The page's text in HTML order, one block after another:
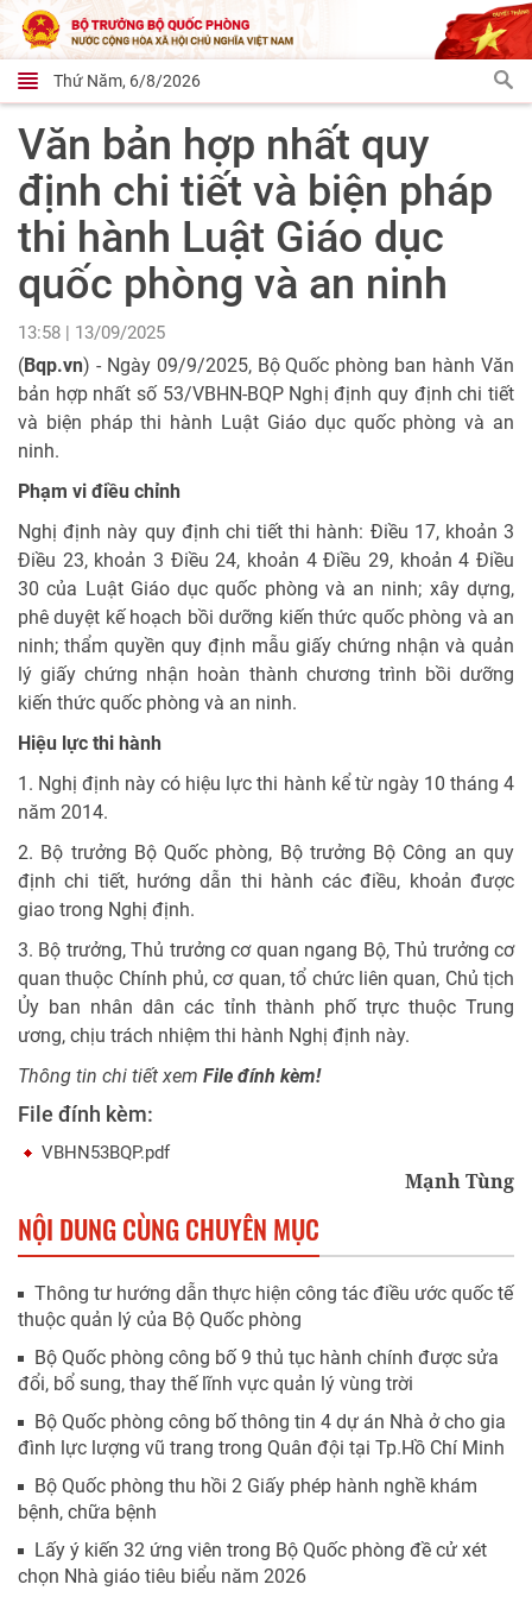
Thứ Năm, 6/8/2026
Văn bản hợp nhất quy
định chi tiết và biện pháp
thi hành Luật Giáo dục
quốc phòng và an ninh
13:58 | 13/09/2025
(Bqp.vn) - Ngày 09/9/2025, Bộ Quốc phòng ban hành Văn
bản hợp nhất số 53/VBHN-BQP Nghị định quy định chi tiết
và biện pháp thi hành Luật Giáo dục quốc phòng và an
ninh.
Phạm vi điều chỉnh
Nghị định này quy định chi tiết thi hành: Điều 17, khoản 3
Điều 23, khoản 3 Điều 24, khoản 4 Điều 29, khoản 4 Điều
30 của Luật Giáo dục quốc phòng và an ninh; xây dựng,
phê duyệt kế hoạch bồi dưỡng kiến thức quốc phòng và an
ninh; thẩm quyền quy định mẫu giấy chứng nhận và quản
lý giấy chứng nhận hoàn thành chương trình bồi dưỡng
kiến thức quốc phòng và an ninh.
Hiệu lực thi hành
1. Nghị định này có hiệu lực thi hành kể từ ngày 10 tháng 4
năm 2014.
2. Bộ trưởng Bộ Quốc phòng, Bộ trưởng Bộ Công an quy
định chi tiết, hướng dẫn thi hành các điều, khoản được
giao trong Nghị định.
3. Bộ trưởng, Thủ trưởng cơ quan ngang Bộ, Thủ trưởng cơ
quan thuộc Chính phủ, cơ quan, tổ chức liên quan, Chủ tịch
Ủy ban nhân dân các tỉnh thành phố trực thuộc Trung
ương, chịu trách nhiệm thi hành Nghị định này.
Thông tin chi tiết xem File đính kèm!
File đính kèm:
VBHN53BQP.pdf
Mạnh Tùng
NỘI DUNG CÙNG CHUYÊN MỤC
Thông tư hướng dẫn thực hiện công tác điều ước quốc tế
thuộc quản lý của Bộ Quốc phòng
Bộ Quốc phòng công bố 9 thủ tục hành chính được sửa
đổi, bổ sung, thay thế lĩnh vực quản lý vùng trời
Bộ Quốc phòng công bố thông tin 4 dự án Nhà ở cho gia
đình lực lượng vũ trang trong Quân đội tại Tp.Hồ Chí Minh
Bộ Quốc phòng thu hồi 2 Giấy phép hành nghề khám
bệnh, chữa bệnh
Lấy ý kiến 32 ứng viên trong Bộ Quốc phòng đề cử xét
chọn Nhà giáo tiêu biểu năm 2026